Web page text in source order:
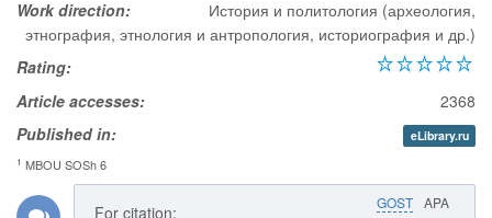
Work direction:
История и политология (археология,
этнография, этнология и антропология, историография и др.)
Rating:
Article accesses:
2368
Published in:
eLibrary.ru
1 MBOU SOSh 6
GOST APA
For citation: